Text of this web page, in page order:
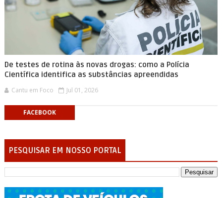
De testes de rotina às novas drogas: como a Polícia
Científica identifica as substâncias apreendidas
Cantu em Foco Jul 01, 2026
FACEBOOK
PESQUISAR EM NOSSO PORTAL